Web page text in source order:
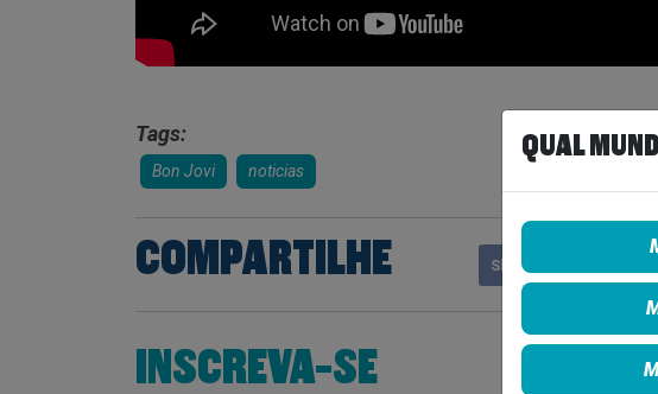
Tags:
Bon Jovi noticias
COMPARTILHE Share on Facebook
INSCREVA-SE
QUAL